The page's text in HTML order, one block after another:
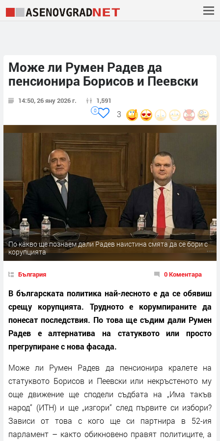
Може ли Румен Радев да
пенсионира Борисов и Пеевски
14:50, 26 яну 2026 г. 1,591
3
0
По какво ще познаем дали Радев наистина смята да се бори с
корупцията
България 0 Коментара
В българската политика най-лесното е да се обявиш
срещу корупцията. Трудното е корумпираните да
понесат последствия. По това ще съдим дали Румен
Радев е алтернатива на статуквото или просто
прегрупиране с нова фасада.
Може ли Румен Радев да пенсионира кралете на
статуквото Борисов и Пеевски или некръстеното му
още движение ще сподели съдбата на „Има такъв
народ“ (ИТН) и ще „изгори“ след първите си избори?
Зависи от това с кого ще си партнира в 52-ия
парламент – както обикновено правят политиците, а